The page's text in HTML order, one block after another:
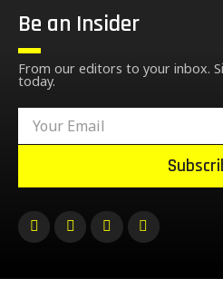
Be an Insider
From our editors to your inbox.
today.